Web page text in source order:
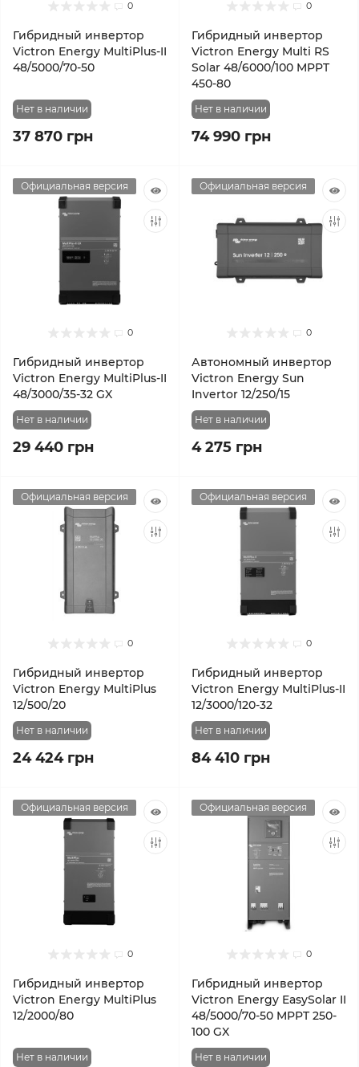
0
Гибридный инвертор
Victron Energy MultiPlus-II
48/5000/70-50
Нет в наличии
37 870 грн
0
Гибридный инвертор
Victron Energy Multi RS
Solar 48/6000/100 MPPT
450-80
Нет в наличии
74 990 грн
Официальная версия
0
Гибридный инвертор
Victron Energy MultiPlus-II
48/3000/35-32 GX
Нет в наличии
29 440 грн
Официальная версия
0
Автономный инвертор
Victron Energy Sun
Invertor 12/250/15
Нет в наличии
4 275 грн
Официальная версия
0
Гибридный инвертор
Victron Energy MultiPlus
12/500/20
Нет в наличии
24 424 грн
Официальная версия
0
Гибридный инвертор
Victron Energy MultiPlus-II
12/3000/120-32
Нет в наличии
84 410 грн
Официальная версия
0
Гибридный инвертор
Victron Energy MultiPlus
12/2000/80
Нет в наличии
Официальная версия
0
Гибридный инвертор
Victron Energy EasySolar II
48/5000/70-50 MPPT 250-
100 GX
Нет в наличии